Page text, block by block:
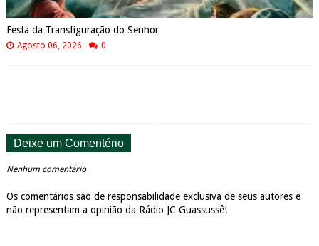
Festa da Transfiguração do Senhor
Agosto 06, 2026 0
Deixe um Comentério
Nenhum comentário
Os comentários são de responsabilidade exclusiva de seus autores e
não representam a opinião da Rádio JC Guassussê!